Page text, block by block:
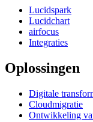
Lucidspark
Lucidchart
airfocus
Integraties
Oplossingen
Digitale
Cloudmigratie
Ontwikkeling